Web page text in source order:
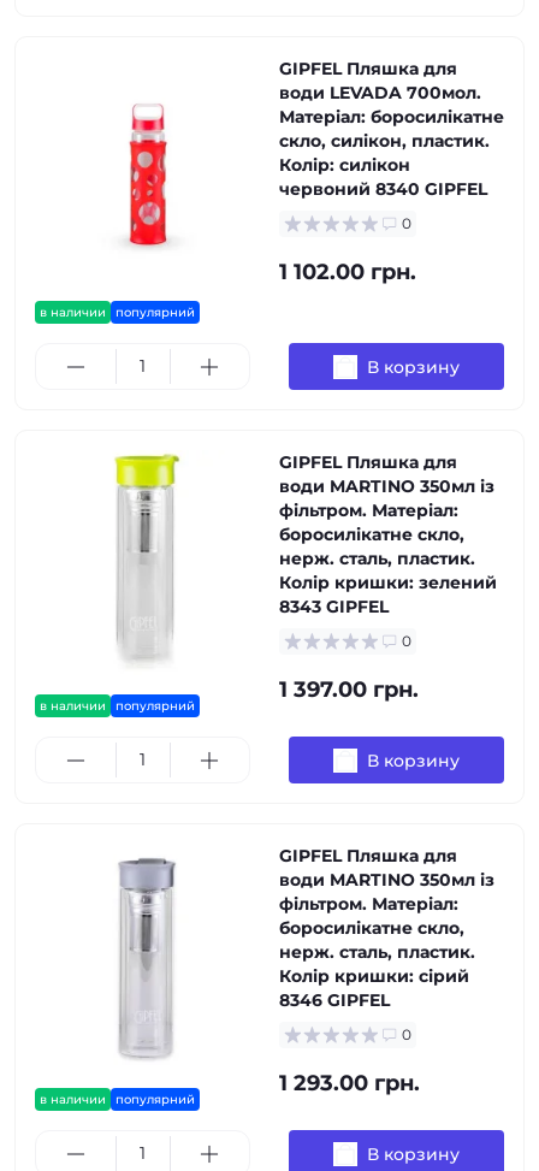
в наличии популярний
GIPFEL Пляшка для
води LEVADA 700мол.
Матеріал: боросилікатне
скло, силікон, пластик.
Колір: силікон
червоний 8340 GIPFEL
0
1 102.00 грн.
В корзину
в наличии популярний
GIPFEL Пляшка для
води MARTINO 350мл із
фільтром. Матеріал:
боросилікатне скло,
нерж. сталь, пластик.
Колір кришки: зелений
8343 GIPFEL
0
1 397.00 грн.
В корзину
в наличии популярний
GIPFEL Пляшка для
води MARTINO 350мл із
фільтром. Матеріал:
боросилікатне скло,
нерж. сталь, пластик.
Колір кришки: сірий
8346 GIPFEL
0
1 293.00 грн.
В корзину